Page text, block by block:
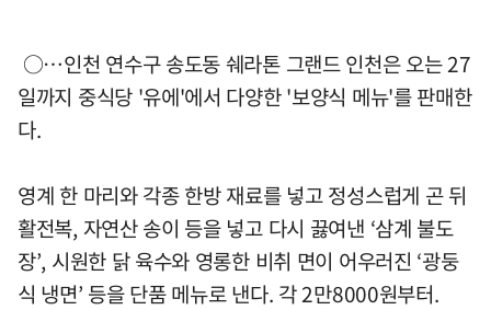
○…인천 연수구 송도동 쉐라톤 그랜드 인천은 오는 27
일까지 중식당 '유에'에서 다양한 '보양식 메뉴'를 판매한
다.
영계 한 마리와 각종 한방 재료를 넣고 정성스럽게 곤 뒤
활전복, 자연산 송이 등을 넣고 다시 끓여낸 ‘삼계 불도
장’, 시원한 닭 육수와 영롱한 비취 면이 어우러진 ‘광둥
식 냉면’ 등을 단품 메뉴로 낸다. 각 2만8000원부터.